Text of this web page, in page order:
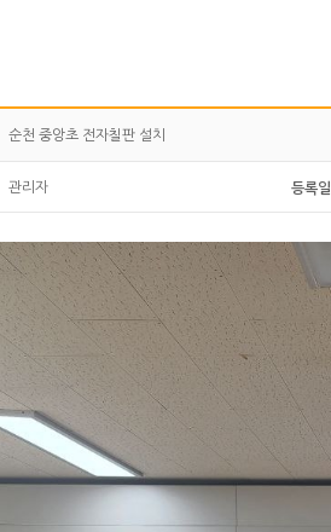
순천 중앙초 전자칠판 설치
관리자 등록일